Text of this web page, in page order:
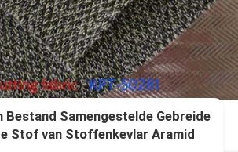
Bestand Samengestelde Gebreide
Stof van Stoffenkevlar Aramid